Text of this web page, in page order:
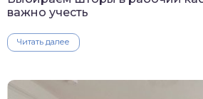
важно учесть
Читать далее